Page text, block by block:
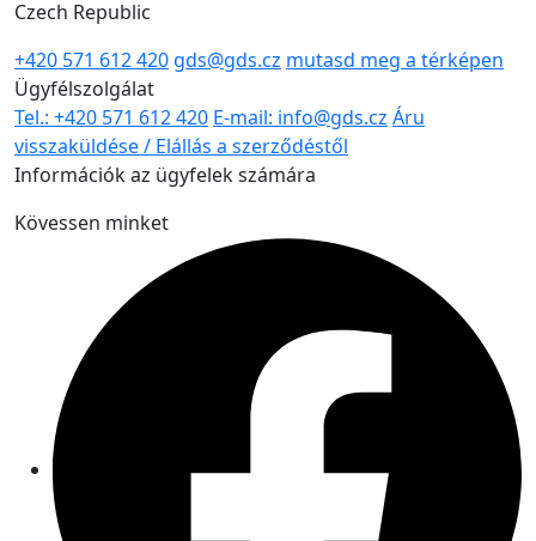
Czech Republic
+420 571 612 420 gds@gds.cz mutasd meg a térképen
Ügyfélszolgálat
Tel.: +420 571 612 420 E-mail: info@gds.cz Áru
visszaküldése / Elállás a szerződéstől
Információk az ügyfelek számára
Kövessen minket